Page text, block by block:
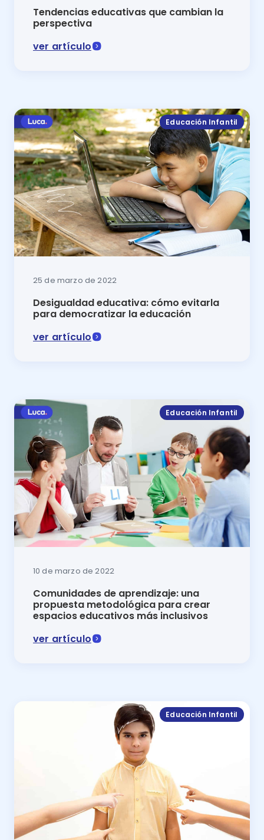
Tendencias educativas que cambian la
perspectiva
ver artículo
Educación Infantil
25 de marzo de 2022
Desigualdad educativa: cómo evitarla
para democratizar la educación
ver artículo
Educación Infantil
10 de marzo de 2022
Comunidades de aprendizaje: una
propuesta metodológica para crear
espacios educativos más inclusivos
ver artículo
Educación Infantil